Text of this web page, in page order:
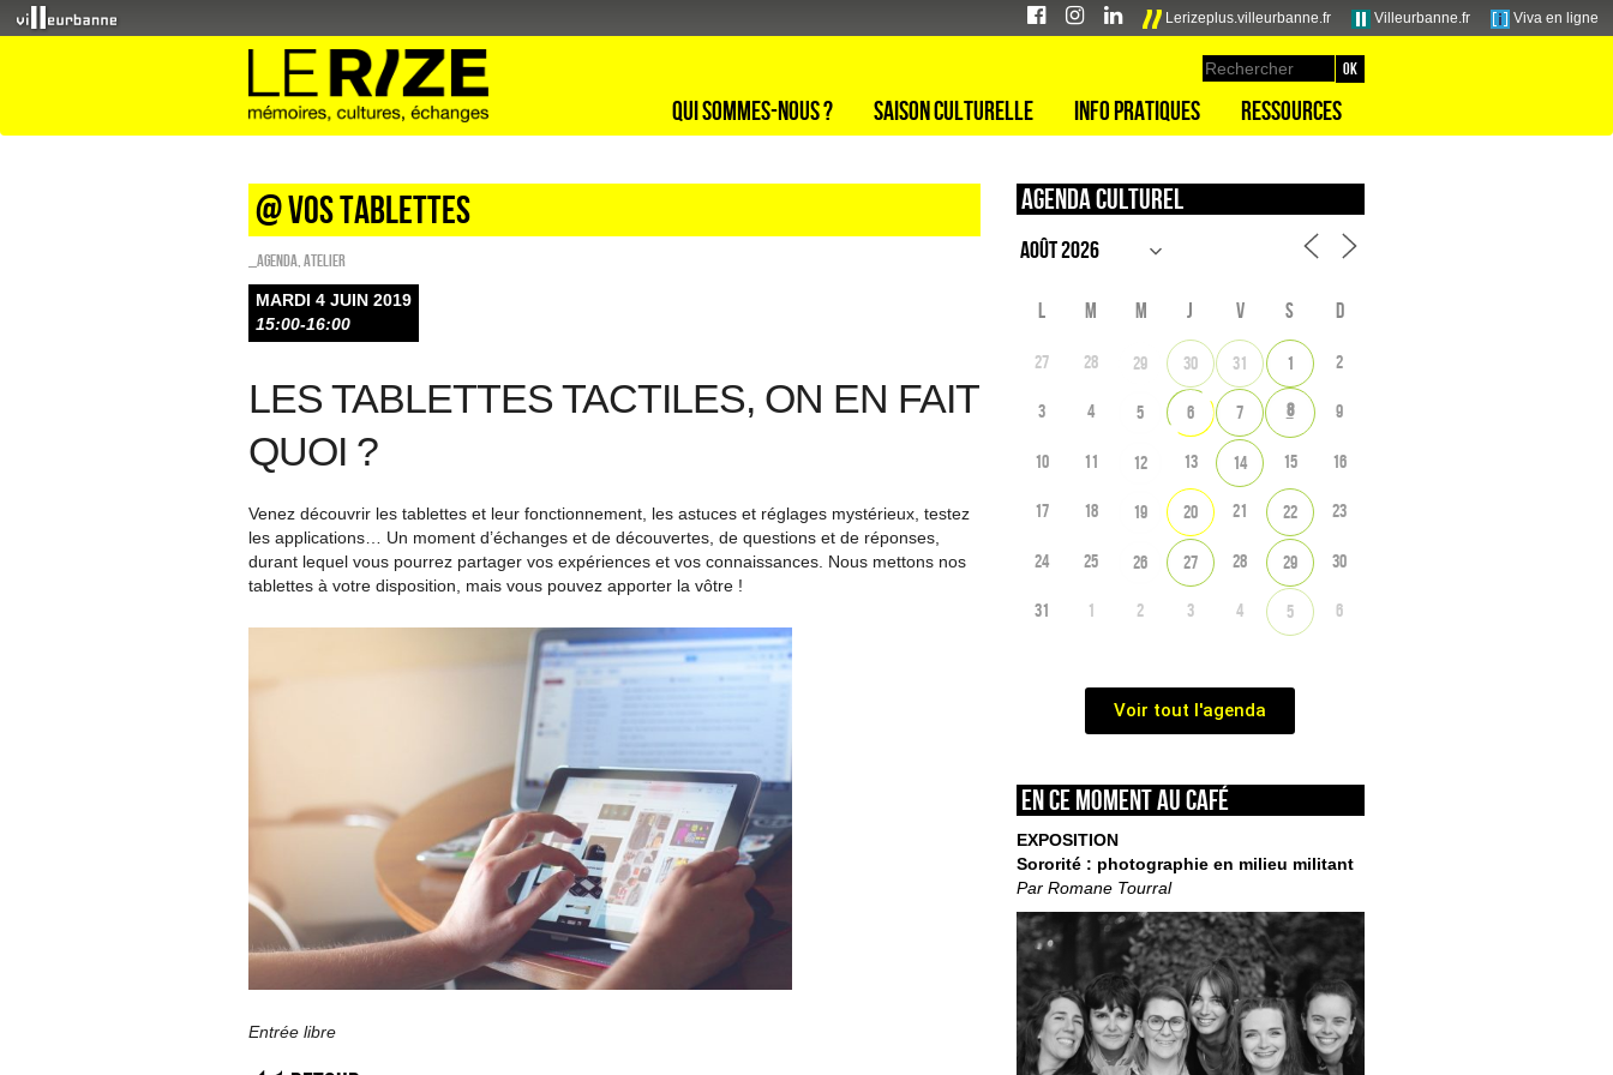
Lerizeplus.villeurbanne.fr Villeurbanne.fr Viva en ligne
Qui sommes-nous ? Saison culturelle Info pratiques Ressources
@ vos tablettes
_Agenda Atelier
MARDI 4 JUIN 2019
15:00-16:00
LES TABLETTES TACTILES, ON EN FAIT
QUOI ?
Venez découvrir les tablettes et leur fonctionnement, les astuces et réglages mystérieux, testez
les applications… Un moment d’échanges et de découvertes, de questions et de réponses,
durant lequel vous pourrez partager vos expériences et vos connaissances. Nous mettons nos
tablettes à votre disposition, mais vous pouvez apporter la vôtre !
Entrée libre
Agenda culturel
L M M J V S D
27 28 29 30 31 1 2
3 4 5 6 7 8 9
10 11 12 13 14 15 16
17 18 19 20 21 22 23
24 25 26 27 28 29 30
31 1 2 3 4 5 6
Voir tout l'agenda
En ce moment au café
EXPOSITION
Sororité : photographie en milieu militant
Par Romane Tourral